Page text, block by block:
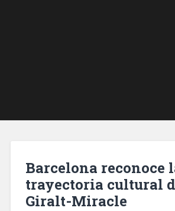
Barcelona reconoce
trayectoria cultural
Giralt-Miracle